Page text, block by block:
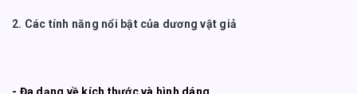
2. Các tính năng nổi bật của dương vật giả